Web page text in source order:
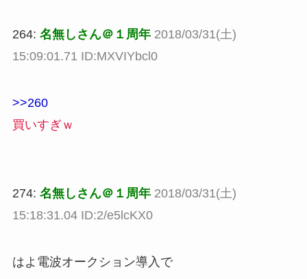
264: 名無しさん＠１周年 2018/03/31(土)
15:09:01.71 ID:MXVIYbcl0
>>260
買いすぎｗ
274: 名無しさん＠１周年 2018/03/31(土)
15:18:31.04 ID:2/e5lcKX0
はよ電波オークション導入で